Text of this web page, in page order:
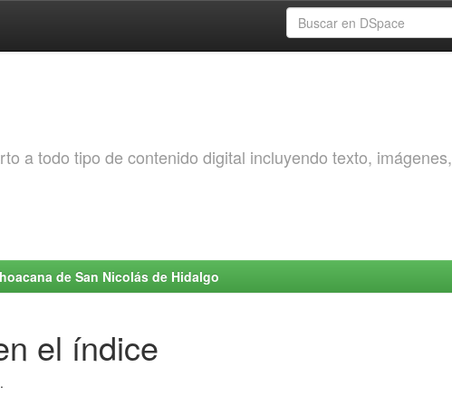
a todo tipo de contenido digital incluyendo texto, imágenes,
de San Nicolás de Hidalgo
el índice